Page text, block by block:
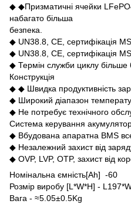
◆ ◆Призматичні ячейки
набагато більша
безпека.
◆ UN38.8, CE, сертифікація
◆ UN38.8, CE, сертифікація
◆ Термін служби циклу більше
Конструкція
◆ ◆ Швидка продуктивність
◆ Широкий діапазон
◆ Не потребує технічного
Система керування
◆ Вбудована апаратна BMS
◆ Незалежний захист від
◆ OVP, LVP, OTP, захист від
Номінальна ємність[Ah] -60
Розмір виробу [L*W*H] -
Вага - ≈5.05±0.5Kg